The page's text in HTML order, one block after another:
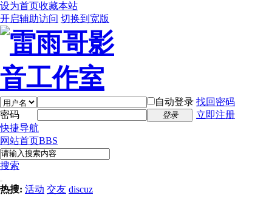
设为首页收藏本站
开启辅助访问 切换到宽版
自动登录 找回密码
密码
登录
立即注册
快捷导航
网站首页BBS
搜索
热搜: 活动 交友 discuz